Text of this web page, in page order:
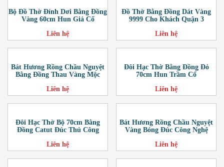
Bộ Đồ Thờ Đỉnh Dơi Bằng Đồng
Vàng 60cm Hun Giả Cổ
Liên hệ
Đồ Thờ Bằng Đồng Dát Vàng
9999 Cho Khách Quận 3
Liên hệ
Bát Hương Rồng Chầu Nguyệt
Bằng Đồng Thau Vàng Mộc
Liên hệ
Đôi Hạc Thờ Bằng Đồng Đỏ
70cm Hun Trầm Cổ
Liên hệ
Đôi Hạc Thờ Bộ 70cm Bằng
Đồng Catut Đúc Thủ Công
Liên hệ
Bát Hương Rồng Chầu Nguyệt
Vàng Bóng Đúc Công Nghệ
Liên hệ